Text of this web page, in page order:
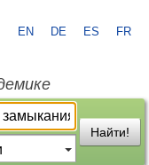
EN DE ES FR
Найти!